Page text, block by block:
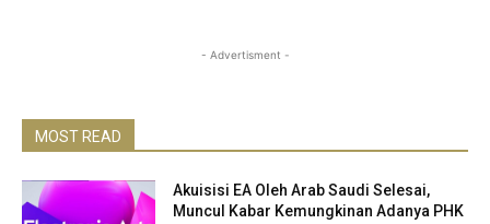
- Advertisment -
MOST READ
Akuisisi EA Oleh Arab Saudi Selesai,
Muncul Kabar Kemungkinan Adanya PHK